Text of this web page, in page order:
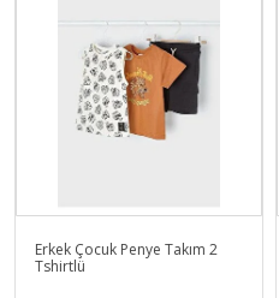
Erkek Çocuk Penye Takım 2
Tshirtlü